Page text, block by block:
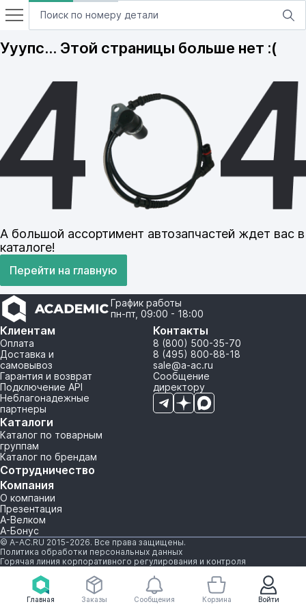
Главная Войти
Заказы Сообщения Корзина
Ууупс… Этой страницы больше нет :(
А большой ассортимент автозапчастей ждет вас в
каталоге!
Перейти на главную
График работы
пн-пт, 09:00 - 18:00
Клиентам
Оплата
Доставка и
самовывоз
Гарантия и возврат
Подключение API
Неблагонадежные
партнеры
Каталоги
Каталог по товарным
группам
Каталог по брендам
Сотрудничество
Компания
О компании
Презентация
А-Велком
А-Бонус
Контакты
8 (800) 500-35-70
8 (495) 800-88-18
sale@a-ac.ru
Сообщение
директору
© A-AC.RU 2015-2026. Все права защищены.
Политика обработки персональных данных
Горячая линия корпоративного регулирования и контроля